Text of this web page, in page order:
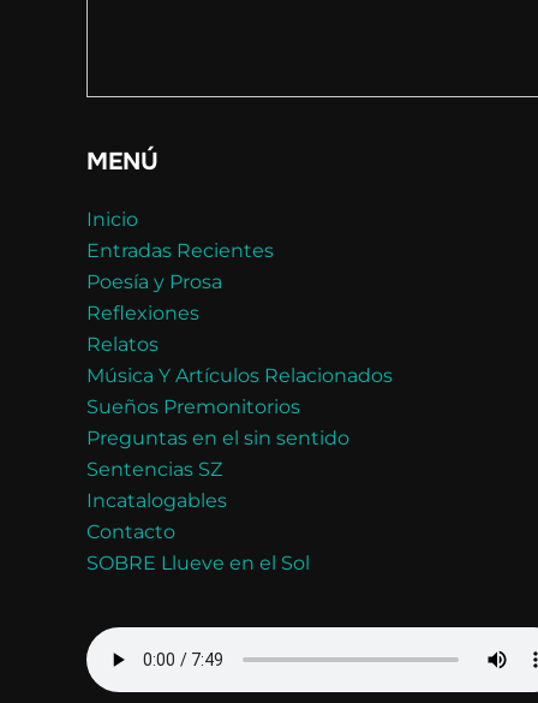
MENÚ
Inicio
Entradas Recientes
Poesía y Prosa
Reflexiones
Relatos
Música Y Artículos Relacionados
Sueños Premonitorios
Preguntas en el sin sentido
Sentencias SZ
Incatalogables
Contacto
SOBRE Llueve en el Sol